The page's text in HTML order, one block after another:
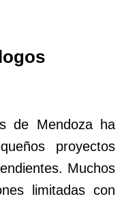
de Mendoza ha
proyectos
Muchos
limitadas con